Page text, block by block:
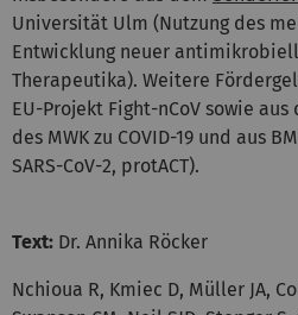
Universität Ulm (Nutzung des
Entwicklung neuer
Therapeutika). Weitere
EU-Projekt Fight-nCoV sowie
des MWK zu COVID-19 und aus
SARS-CoV-2, protACT).
Text: Dr. Annika Röcker
Nchioua R, Kmiec D, Müller JA,